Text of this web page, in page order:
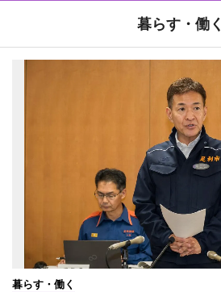
暮らす・働く
暮らす・働く